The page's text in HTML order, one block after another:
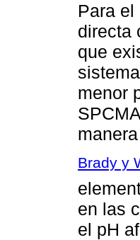
Para
directa
que
menor
Brady y
en las
el pH